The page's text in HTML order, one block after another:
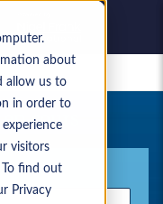
about
allow us to
in order to
visitors
find out
Privacy
enregistrées
cours